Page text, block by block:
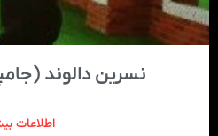
نسرین دالوند
اطلاعات